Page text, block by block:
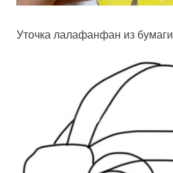
Уточка лалафанфан из бумаги